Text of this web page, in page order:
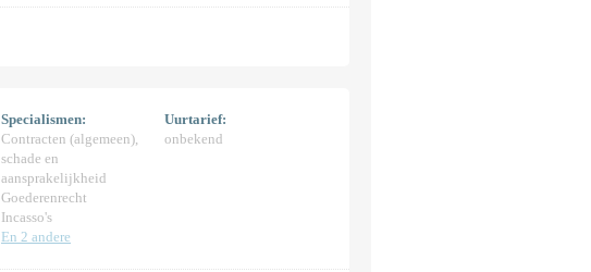
Specialismen:
Contracten (algemeen),
schade en
aansprakelijkheid
Goederenrecht
Incasso's
En 2 andere
Uurtarief:
onbekend